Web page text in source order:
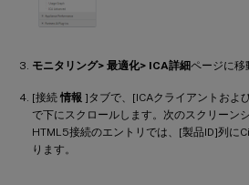
モニタリング> 最適化> ICA詳細ページに
[接続 情報 ]タブで、[ICAクライアントおよ
で下にスクロールします。次のスクリーン
HTML5接続のエントリでは、[製品ID]列に
ります。